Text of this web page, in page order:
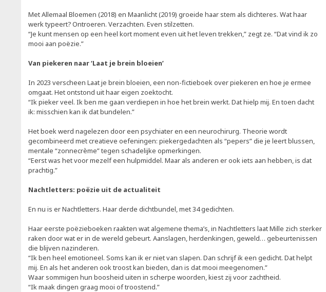
Met Allemaal Bloemen (2018) en Maanlicht (2019) groeide haar stem als dichteres. Wat haar
werk typeert? Ontroeren. Verzachten. Even stilzetten.
“Je kunt mensen op een heel kort moment even uit het leven trekken,” zegt ze. “Dat vind ik zo
mooi aan poëzie.”
Van piekeren naar ‘Laat je brein bloeien’
In 2023 verscheen Laat je brein bloeien, een non-fictieboek over piekeren en hoe je ermee
omgaat. Het ontstond uit haar eigen zoektocht.
“Ik pieker veel. Ik ben me gaan verdiepen in hoe het brein werkt. Dat hielp mij. En toen dacht
ik: misschien kan ik dat bundelen.”
Het boek werd nagelezen door een psychiater en een neurochirurg. Theorie wordt
gecombineerd met creatieve oefeningen: piekergedachten als “pepers” die je leert blussen,
mentale “zonnecrème” tegen schadelijke opmerkingen.
“Eerst was het voor mezelf een hulpmiddel. Maar als anderen er ook iets aan hebben, is dat
prachtig.”
Nachtletters: poëzie uit de actualiteit
En nu is er Nachtletters. Haar derde dichtbundel, met 34 gedichten.
Haar eerste poëzieboeken raakten wat algemene thema’s, in Nachtletters laat Mille zich sterker
raken door wat er in de wereld gebeurt. Aanslagen, herdenkingen, geweld… gebeurtenissen
die blijven nazinderen.
“Ik ben heel emotioneel. Soms kan ik er niet van slapen. Dan schrijf ik een gedicht. Dat helpt
mij. En als het anderen ook troost kan bieden, dan is dat mooi meegenomen.”
Waar sommigen hun boosheid uiten in scherpe woorden, kiest zij voor zachtheid.
“Ik maak dingen graag mooi of troostend.”